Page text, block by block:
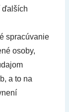
ďalších
spracúvanie
osoby,
a to na